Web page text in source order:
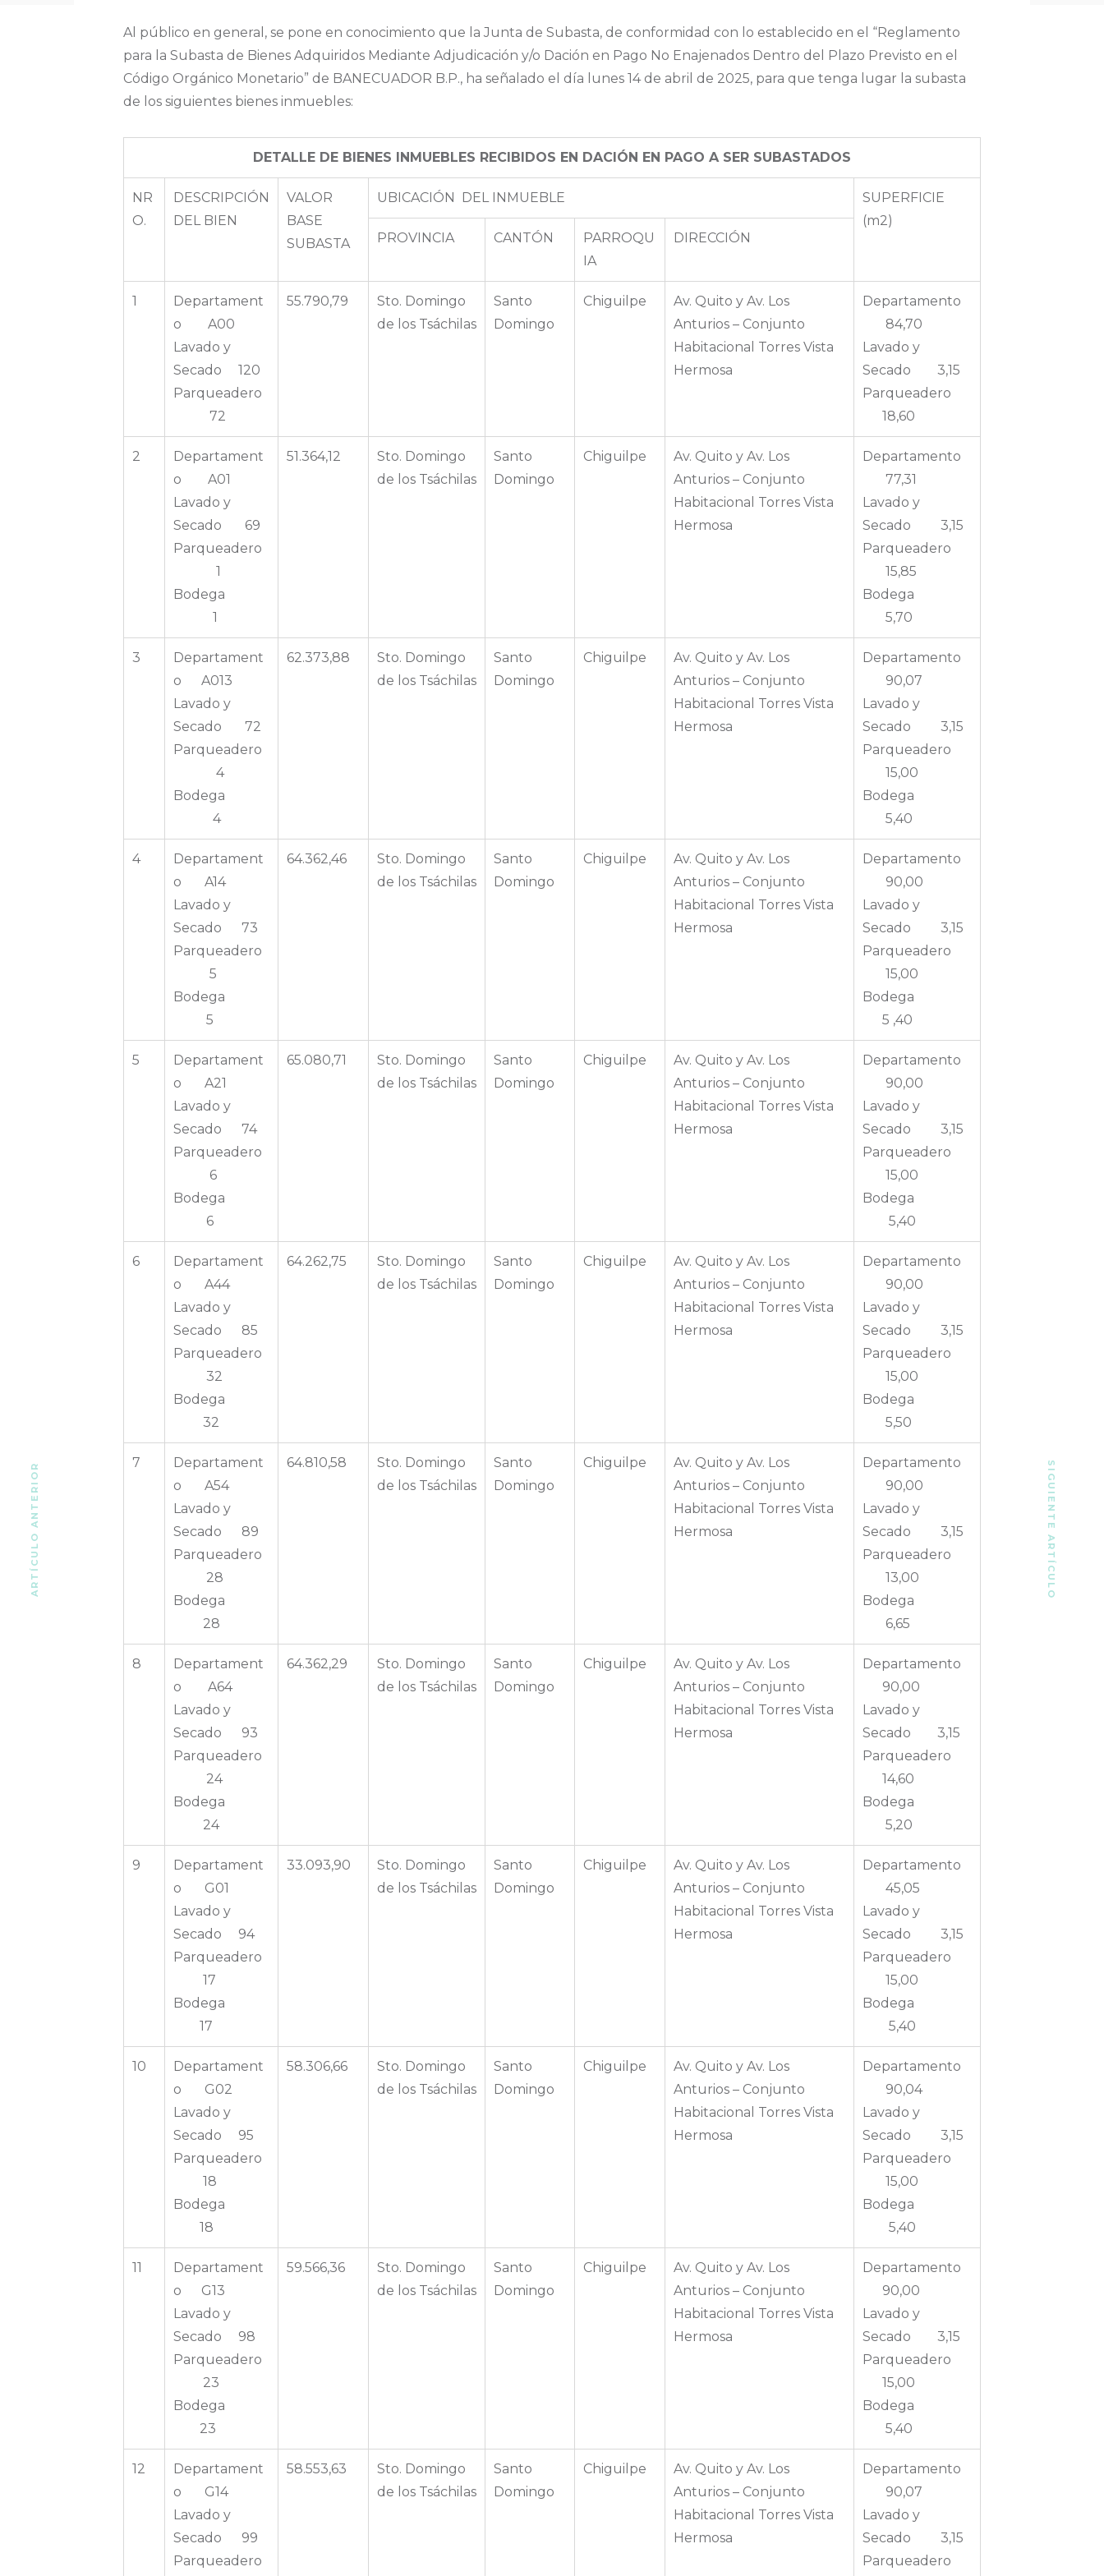
Al público en general, se pone en conocimiento que la Junta de Subasta, de conformidad con lo establecido en el “Reglamento
para la Subasta de Bienes Adquiridos Mediante Adjudicación y/o Dación en Pago No Enajenados Dentro del Plazo Previsto en el
Código Orgánico Monetario” de BANECUADOR B.P., ha señalado el día lunes 14 de abril de 2025, para que tenga lugar la subasta
de los siguientes bienes inmuebles:
DETALLE DE BIENES INMUEBLES RECIBIDOS EN DACIÓN EN PAGO A SER SUBASTADOS
NR
O.
DESCRIPCIÓN
DEL BIEN
VALOR
BASE
SUBASTA
UBICACIÓN DEL INMUEBLE
SUPERFICIE
(m2)
PROVINCIA
CANTÓN
PARROQU
IA
DIRECCIÓN
1
Departament
o A00
Lavado y
Secado 120
Parqueadero
72
55.790,79
Sto. Domingo
de los Tsáchilas
Santo
Domingo
Chiguilpe
Av. Quito y Av. Los
Anturios – Conjunto
Habitacional Torres Vista
Hermosa
Departamento
84,70
Lavado y
Secado 3,15
Parqueadero
18,60
2
Departament
o A01
Lavado y
Secado 69
Parqueadero
1
Bodega
1
51.364,12
Sto. Domingo
de los Tsáchilas
Santo
Domingo
Chiguilpe
Av. Quito y Av. Los
Anturios – Conjunto
Habitacional Torres Vista
Hermosa
Departamento
77,31
Lavado y
Secado 3,15
Parqueadero
15,85
Bodega
5,70
3
Departament
o A013
Lavado y
Secado 72
Parqueadero
4
Bodega
4
62.373,88
Sto. Domingo
de los Tsáchilas
Santo
Domingo
Chiguilpe
Av. Quito y Av. Los
Anturios – Conjunto
Habitacional Torres Vista
Hermosa
Departamento
90,07
Lavado y
Secado 3,15
Parqueadero
15,00
Bodega
5,40
4
Departament
o A14
Lavado y
Secado 73
Parqueadero
5
Bodega
5
64.362,46
Sto. Domingo
de los Tsáchilas
Santo
Domingo
Chiguilpe
Av. Quito y Av. Los
Anturios – Conjunto
Habitacional Torres Vista
Hermosa
Departamento
90,00
Lavado y
Secado 3,15
Parqueadero
15,00
Bodega
5 ,40
5
Departament
o A21
Lavado y
Secado 74
Parqueadero
6
Bodega
6
65.080,71
Sto. Domingo
de los Tsáchilas
Santo
Domingo
Chiguilpe
Av. Quito y Av. Los
Anturios – Conjunto
Habitacional Torres Vista
Hermosa
Departamento
90,00
Lavado y
Secado 3,15
Parqueadero
15,00
Bodega
5,40
6
Departament
o A44
Lavado y
Secado 85
Parqueadero
32
Bodega
32
64.262,75
Sto. Domingo
de los Tsáchilas
Santo
Domingo
Chiguilpe
Av. Quito y Av. Los
Anturios – Conjunto
Habitacional Torres Vista
Hermosa
Departamento
90,00
Lavado y
Secado 3,15
Parqueadero
15,00
Bodega
5,50
7
Departament
o A54
Lavado y
Secado 89
Parqueadero
28
Bodega
28
64.810,58
Sto. Domingo
de los Tsáchilas
Santo
Domingo
Chiguilpe
Av. Quito y Av. Los
Anturios – Conjunto
Habitacional Torres Vista
Hermosa
Departamento
90,00
Lavado y
Secado 3,15
Parqueadero
13,00
Bodega
6,65
8
Departament
o A64
Lavado y
Secado 93
Parqueadero
24
Bodega
24
64.362,29
Sto. Domingo
de los Tsáchilas
Santo
Domingo
Chiguilpe
Av. Quito y Av. Los
Anturios – Conjunto
Habitacional Torres Vista
Hermosa
Departamento
90,00
Lavado y
Secado 3,15
Parqueadero
14,60
Bodega
5,20
9
Departament
o G01
Lavado y
Secado 94
Parqueadero
17
Bodega
17
33.093,90
Sto. Domingo
de los Tsáchilas
Santo
Domingo
Chiguilpe
Av. Quito y Av. Los
Anturios – Conjunto
Habitacional Torres Vista
Hermosa
Departamento
45,05
Lavado y
Secado 3,15
Parqueadero
15,00
Bodega
5,40
10
Departament
o G02
Lavado y
Secado 95
Parqueadero
18
Bodega
18
58.306,66
Sto. Domingo
de los Tsáchilas
Santo
Domingo
Chiguilpe
Av. Quito y Av. Los
Anturios – Conjunto
Habitacional Torres Vista
Hermosa
Departamento
90,04
Lavado y
Secado 3,15
Parqueadero
15,00
Bodega
5,40
11
Departament
o G13
Lavado y
Secado 98
Parqueadero
23
Bodega
23
59.566,36
Sto. Domingo
de los Tsáchilas
Santo
Domingo
Chiguilpe
Av. Quito y Av. Los
Anturios – Conjunto
Habitacional Torres Vista
Hermosa
Departamento
90,00
Lavado y
Secado 3,15
Parqueadero
15,00
Bodega
5,40
12
Departament
o G14
Lavado y
Secado 99
Parqueadero
58.553,63
Sto. Domingo
de los Tsáchilas
Santo
Domingo
Chiguilpe
Av. Quito y Av. Los
Anturios – Conjunto
Habitacional Torres Vista
Hermosa
Departamento
90,07
Lavado y
Secado 3,15
Parqueadero
ARTÍCULO ANTERIOR SIGUIENTE ARTÍCULO